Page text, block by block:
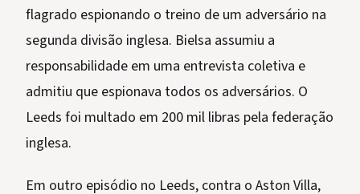
flagrado espionando o treino de um adversário na
segunda divisão inglesa. Bielsa assumiu a
responsabilidade em uma entrevista coletiva e
admitiu que espionava todos os adversários. O
Leeds foi multado em 200 mil libras pela federação
inglesa.
Em outro episódio no Leeds, contra o Aston Villa,